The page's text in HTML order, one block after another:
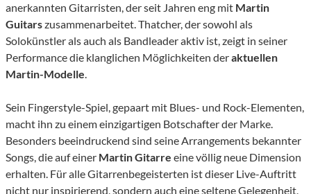
anerkannten Gitarristen, der seit Jahren eng mit Martin
Guitarszusammenarbeitet. Thatcher, der sowohl als
Solokünstler als auch als Bandleader aktiv ist, zeigt in seiner
Performance die klanglichen Möglichkeiten deraktuellen
Martin-Modelle.
Sein Fingerstyle-Spiel, gepaart mit Blues- und Rock-Elementen,
macht ihn zu einem einzigartigen Botschafter der Marke.
Besonders beeindruckend sind seine Arrangements bekannter
Songs, die auf einer Martin Gitarre eine völlig neue Dimension
erhalten. Für alle Gitarrenbegeisterten ist dieser Live-Auftritt
nicht nur inspirierend, sondern auch eine seltene Gelegenheit,